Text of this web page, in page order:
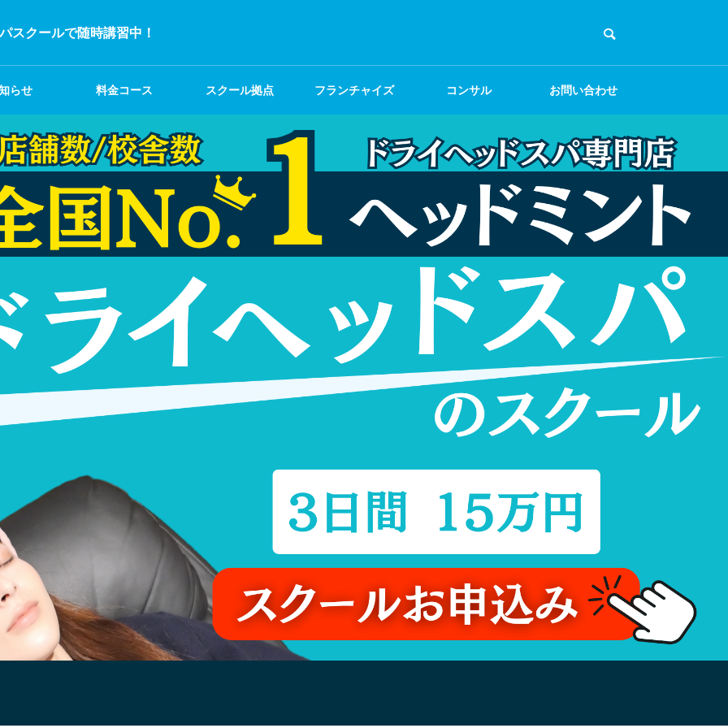
スクールで随時講習中！
らせ 料金コース スクール拠点 フランチャイズ コンサル お問い合わせ